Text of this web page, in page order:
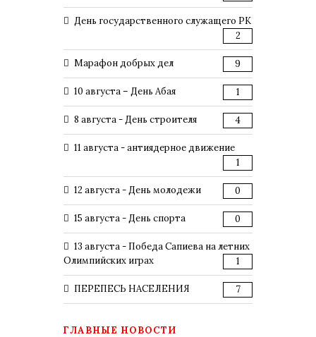
День государственного служащего РК
2
Марафон добрых дел 9
10 августа – День Абая 1
8 августа - День строителя 4
11 августа - антиядерное движение
1
12 августа - День молодежи 0
15 августа - День спорта 0
13 августа - Победа Сапиева на летних
Олимпийских играх
1
ПЕРЕПЕСЬ НАСЕЛЕНИЯ 7
ГЛАВНЫЕ НОВОСТИ